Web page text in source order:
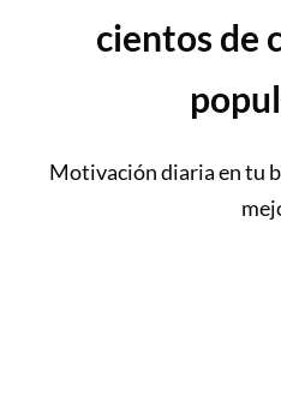
cientos de
Motivación diaria en tu